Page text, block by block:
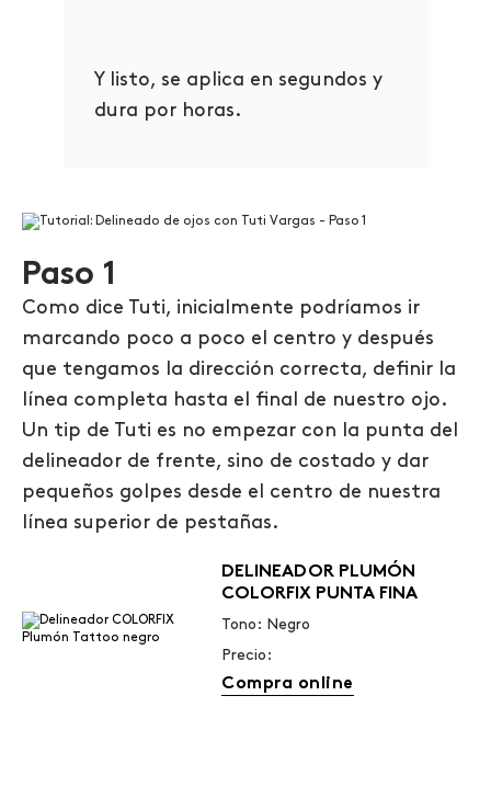
Y listo, se aplica en segundos y
dura por horas.
Paso 1
Como dice Tuti, inicialmente podríamos ir
marcando poco a poco el centro y después
que tengamos la dirección correcta, definir la
línea completa hasta el final de nuestro ojo.
Un tip de Tuti es no empezar con la punta del
delineador de frente, sino de costado y dar
pequeños golpes desde el centro de nuestra
línea superior de pestañas.
DELINEADOR PLUMÓN
COLORFIX PUNTA FINA
Tono: Negro
Precio:
Compra online